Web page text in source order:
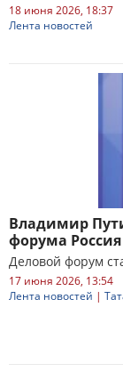
18 июня 2026, 18:37
Лента новостей
Владимир
форума
Деловой форум
17 июня 2026, 13:54
Лента новостей |